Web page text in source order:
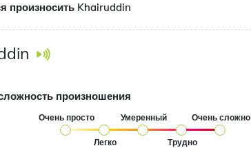
произносить Khairuddin
произношения
Очень просто
Легко
Умеренный
Трудно
Очень сложно